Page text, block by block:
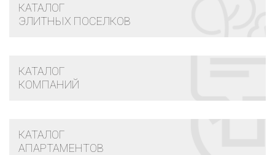
КАТАЛОГ
ЭЛИТНЫХ ПОСЕЛКОВ
КАТАЛОГ
КОМПАНИЙ
КАТАЛОГ
АПАРТАМЕНТОВ